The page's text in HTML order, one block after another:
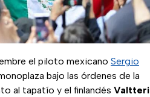
el piloto mexicano Sergio
bajo las órdenes de la
al tapatío y el finlandés Valtteri